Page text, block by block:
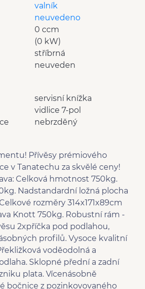
valník
neuvedeno
0 ccm
(0 kW)
stříbrná
neuveden
servisní knížka
vidlice 7-pol
nebrzděný
Přívěsy prémiového
v Tanatechu za skvělé ceny!
Celková hmotnost 750kg.
Nadstandardní ložná plocha
rozměry 314x171x89cm
Knott 750kg. Robustní rám -
2xpříčka pod podlahou,
profilů. Vysoce kvalitní
voděodolná a
Sklopné přední a zadní
plata. Vícenásobně
bočnice z pozinkovovaného